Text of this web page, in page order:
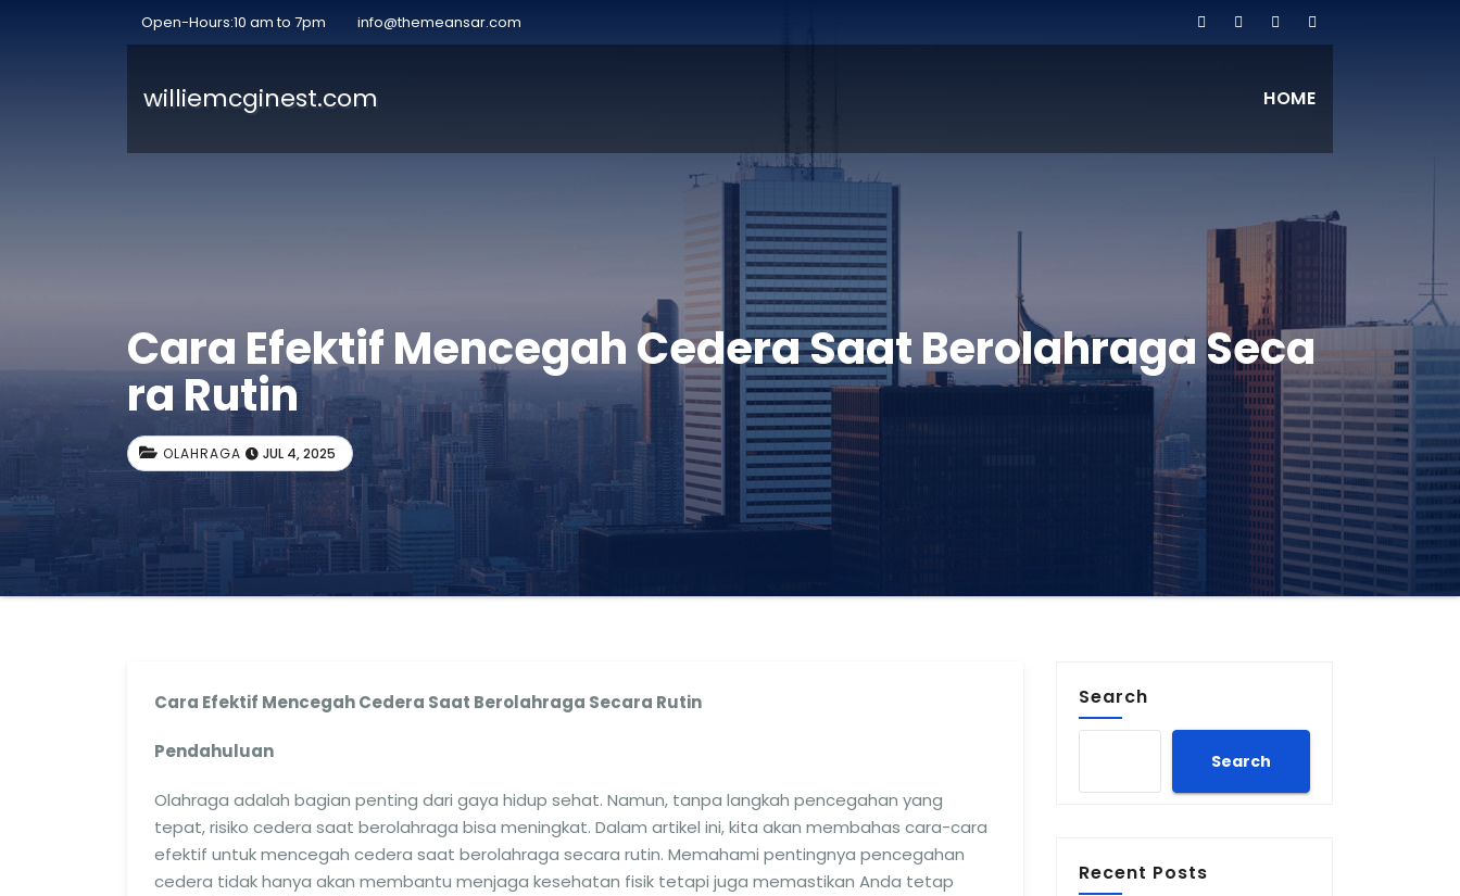
Open-Hours:10 am to 7pm info@themeansar.com
williemcginest.com HOME
Cara Efektif Mencegah Cedera Saat Berolahraga Seca
ra Rutin
OLAHRAGA JUL 4, 2025
Cara Efektif Mencegah Cedera Saat Berolahraga Secara Rutin
Pendahuluan
Olahraga adalah bagian penting dari gaya hidup sehat. Namun, tanpa langkah pencegahan yang
tepat, risiko cedera saat berolahraga bisa meningkat. Dalam artikel ini, kita akan membahas cara-cara
efektif untuk mencegah cedera saat berolahraga secara rutin. Memahami pentingnya pencegahan
cedera tidak hanya akan membantu menjaga kesehatan fisik tetapi juga memastikan Anda tetap
Search
Search
Recent Posts